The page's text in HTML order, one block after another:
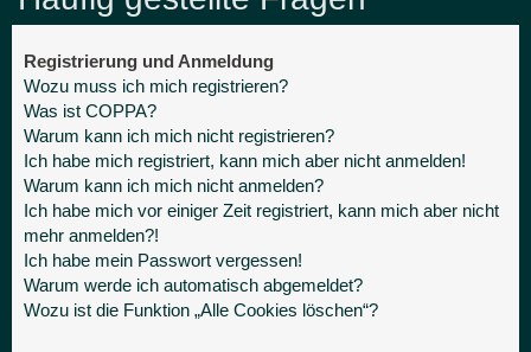
Registrierung und Anmeldung
Wozu muss ich mich registrieren?
Was ist COPPA?
Warum kann ich mich nicht registrieren?
Ich habe mich registriert, kann mich aber nicht anmelden!
Warum kann ich mich nicht anmelden?
Ich habe mich vor einiger Zeit registriert, kann mich aber nicht
mehr anmelden?!
Ich habe mein Passwort vergessen!
Warum werde ich automatisch abgemeldet?
Wozu ist die Funktion „Alle Cookies löschen“?